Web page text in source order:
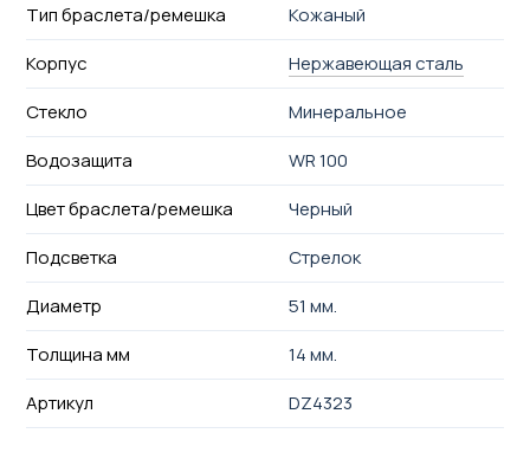
Тип браслета/ремешка
Кожаный
Корпус
Нержавеющая сталь
Стекло
Минеральное
Водозащита
WR 100
Цвет браслета/ремешка
Черный
Подсветка
Стрелок
Диаметр
51 мм.
Толщина мм
14 мм.
Артикул
DZ4323